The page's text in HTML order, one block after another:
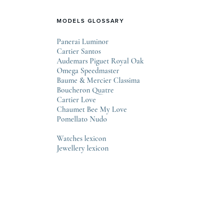
MODELS GLOSSARY
Panerai Luminor
Cartier Santos
Audemars Piguet Royal Oak
Omega Speedmaster
Baume & Mercier Classima
Boucheron Quatre
Cartier Love
Chaumet Bee My Love
Pomellato Nudo
Watches lexicon
Jewellery lexicon